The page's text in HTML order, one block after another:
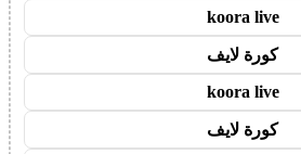
koora live
كورة لايف
koora live
كورة لايف